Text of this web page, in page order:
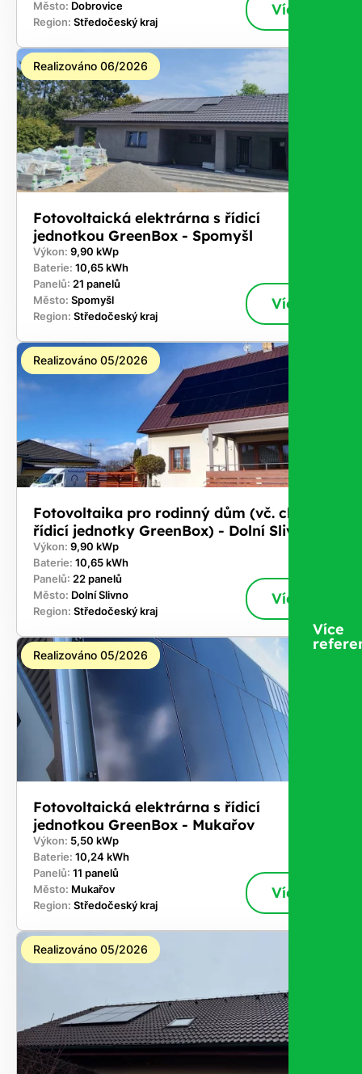
Město: Dobrovice
Region: Středočeský kraj
Více
Realizováno 06/2026
Fotovoltaická elektrárna s řídicí
jednotkou GreenBox - Spomyšl
Výkon: 9,90 kWp
Baterie: 10,65 kWh
Panelů: 21 panelů
Město: Spomyšl
Region: Středočeský kraj
Více
Realizováno 05/2026
Fotovoltaika pro rodinný dům (vč. chytré
řídicí jednotky GreenBox) - Dolní Slivno
Výkon: 9,90 kWp
Baterie: 10,65 kWh
Panelů: 22 panelů
Město: Dolní Slivno
Region: Středočeský kraj
Více
Realizováno 05/2026
Fotovoltaická elektrárna s řídicí
jednotkou GreenBox - Mukařov
Výkon: 5,50 kWp
Baterie: 10,24 kWh
Panelů: 11 panelů
Město: Mukařov
Region: Středočeský kraj
Více
Realizováno 05/2026
Více